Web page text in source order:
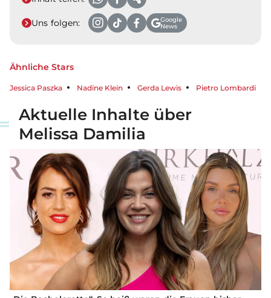
Uns folgen:
Google
News
Ähnliche Stars
Jessica Paszka Nadine Klein Gerda Lewis Pietro Lombardi
Aktuelle Inhalte über
Melissa Damilia